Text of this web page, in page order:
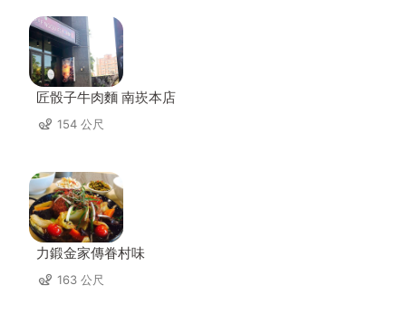
匠骰子牛肉麵 南崁本店
154 公尺
力鍛金家傳眷村味
163 公尺